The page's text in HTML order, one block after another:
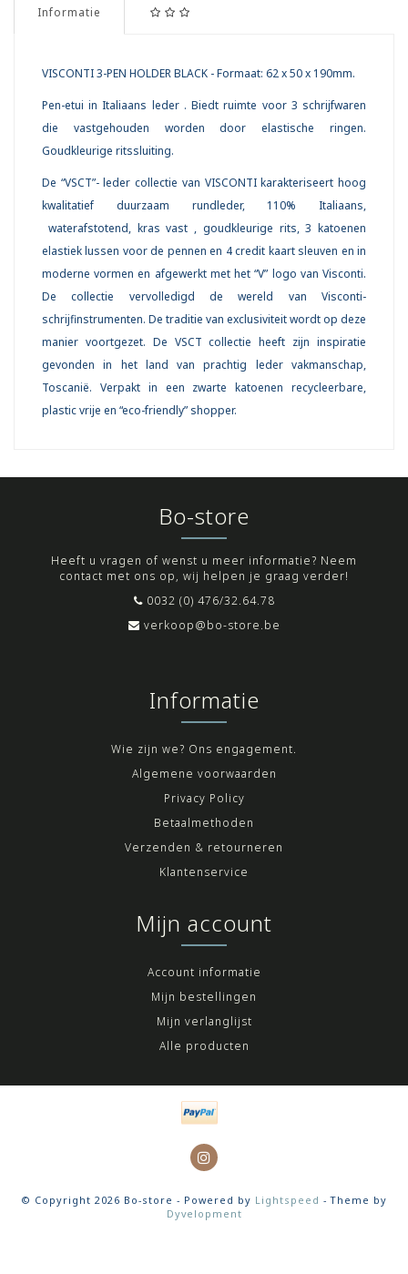
Informatie
VISCONTI 3-PEN HOLDER BLACK - Formaat: 62 x 50 x 190mm.
Pen-etui in Italiaans leder . Biedt ruimte voor 3 schrijfwaren
die vastgehouden worden door elastische ringen.
Goudkleurige ritssluiting.
De “VSCT”- leder collectie van VISCONTI karakteriseert hoog
kwalitatief duurzaam rundleder, 110% Italiaans,
waterafstotend, kras vast , goudkleurige rits, 3 katoenen
elastiek lussen voor de pennen en 4 credit kaart sleuven en in
moderne vormen en afgewerkt met het “V” logo van Visconti.
De collectie vervolledigd de wereld van Visconti-
schrijfinstrumenten. De traditie van exclusiviteit wordt op deze
manier voortgezet. De VSCT collectie heeft zijn inspiratie
gevonden in het land van prachtig leder vakmanschap,
Toscanië. Verpakt in een zwarte katoenen recycleerbare,
plastic vrije en “eco-friendly” shopper.
Bo-store
Heeft u vragen of wenst u meer informatie? Neem
contact met ons op, wij helpen je graag verder!
0032 (0) 476/32.64.78
verkoop@bo-store.be
Informatie
Wie zijn we? Ons engagement.
Algemene voorwaarden
Privacy Policy
Betaalmethoden
Verzenden & retourneren
Klantenservice
Mijn account
Account informatie
Mijn bestellingen
Mijn verlanglijst
Alle producten
© Copyright 2026 Bo-store - Powered by Lightspeed - Theme by
Dyvelopment